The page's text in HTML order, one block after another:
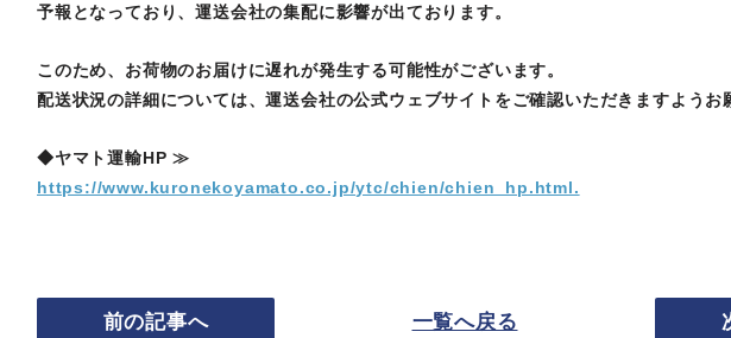
予報となっており、運送会社の集配に影響が出ております。
このため、お荷物のお届けに遅れが発生する可能性がございます。
配送状況の詳細については、運送会社の公式ウェブサイトをご確認いただきますようお
◆ヤマト運輸HP ≫
https://www.kuronekoyamato.co.jp/ytc/chien/chien_hp.html.
前の記事へ 一覧へ戻る